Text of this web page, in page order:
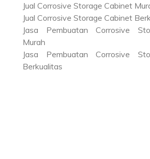
Jual Corrosive Storage Cabinet
Jual Corrosive Storage Cabinet
Jasa Pembuatan Corrosive
Murah
Jasa Pembuatan Corrosive
Berkualitas